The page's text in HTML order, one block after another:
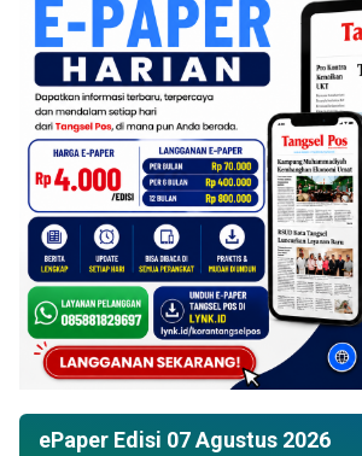
ePaper Edisi 07 Agustus 2026